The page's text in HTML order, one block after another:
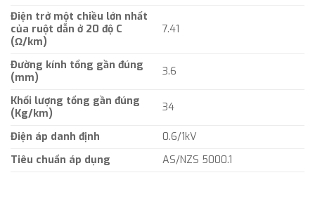
Điện trở một chiều lớn nhất
của ruột dẫn ở 20 độ C
(Ω/km)
7.41
Đường kính tổng gần đúng
(mm)
3.6
Khối lượng tổng gần đúng
(Kg/km)
34
Điện áp danh định
0.6/1kV
Tiêu chuẩn áp dụng
AS/NZS 5000.1